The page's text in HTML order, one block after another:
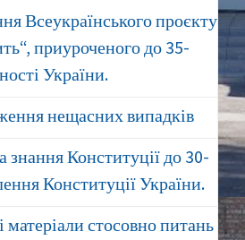
Всеукраїнського проєкту
приуроченого до 35-
України.
нещасних випадків
знання Конституції до 30-
Конституції України.
матеріали стосовно питань